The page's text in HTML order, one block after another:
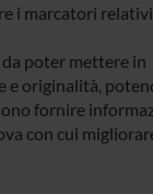
i marcatori
poter mettere in
e originalità,
fornire
con cui